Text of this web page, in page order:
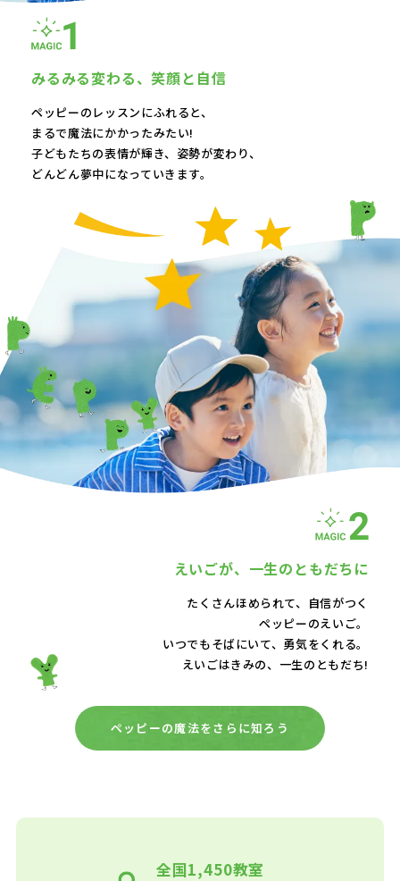
みるみる変わる、笑顔と自信
ペッピーのレッスンにふれると、
まるで魔法にかかったみたい!
子どもたちの表情が輝き、 姿勢が変わり、
どんどん夢中になっていきます。
えいごが、 一生のともだちに
たくさんほめられて、自信がつく
ペッピーのえいご。
いつでもそばにいて、 勇気をくれる。
えいごはきみの、一生のともだち!
ペッピーの魔法をさらに知ろう
全国1,450教室